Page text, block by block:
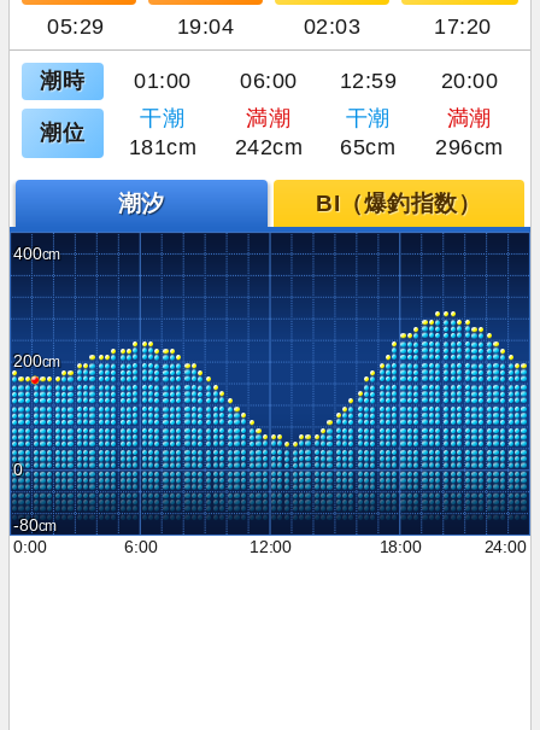
05:29 19:04 02:03 17:20
潮時 01:00 06:00 12:59 20:00
潮位
干潮 満潮 干潮
満潮
181cm
242cm 65cm 296cm
潮汐 BI（爆釣指数）
400
200
0
-80
0:00
6:00 12:00 18:00 24:00